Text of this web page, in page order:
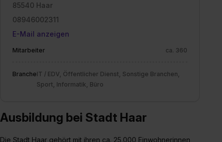
85540 Haar
08946002311
E-Mail anzeigen
Mitarbeiter ca. 360
BrancheIT / EDV, Öffentlicher Dienst, Sonstige Branchen,
Sport, Informatik, Büro
Ausbildung bei Stadt Haar
Die Stadt Haar gehört mit ihren ca. 25.000 Einwohnerinnen